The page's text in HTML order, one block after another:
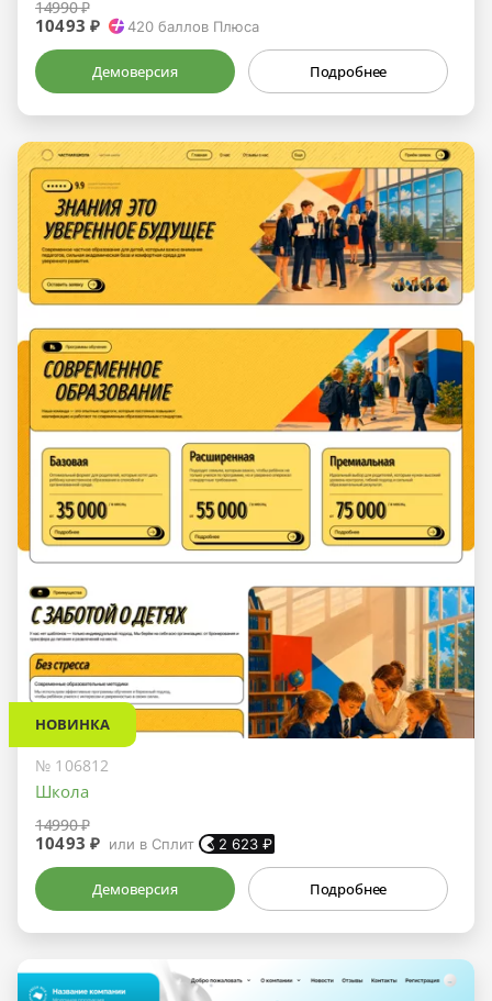
14990 ₽
10493 ₽ 420 баллов Плюса
Демоверсия Подробнее
НОВИНКА
№ 106812
Школа
14990 ₽
10493 ₽ или в Сплит 2 623 ₽
Демоверсия Подробнее